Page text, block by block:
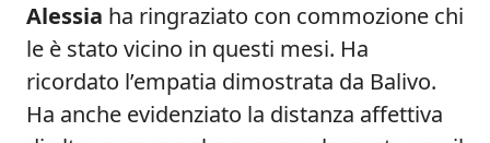
Alessia ha ringraziato con commozione chi
le è stato vicino in questi mesi. Ha
ricordato l’empatia dimostrata da Balivo.
Ha anche evidenziato la distanza affettiva